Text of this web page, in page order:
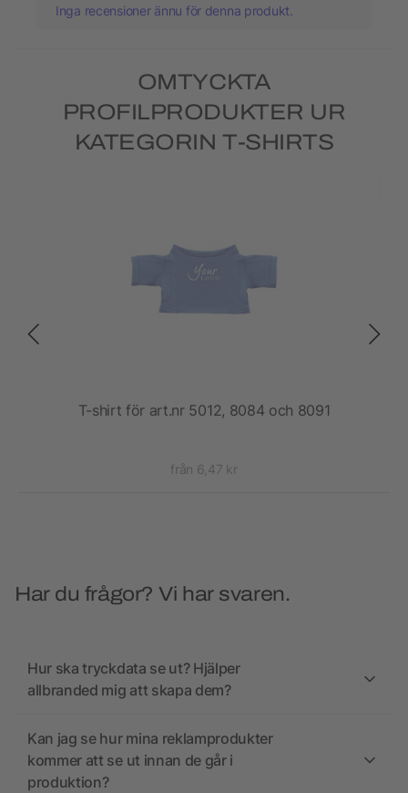
Inga recensioner ännu för denna produkt.
OMTYCKTA
PROFILPRODUKTER UR
KATEGORIN T-SHIRTS
T-shirt för art.nr 5012, 8084 och 8091
från 6,47 kr
Har du frågor? Vi har svaren.
Hur ska tryckdata se ut? Hjälper
allbranded mig att skapa dem?
Kan jag se hur mina reklamprodukter
kommer att se ut innan de går i
produktion?